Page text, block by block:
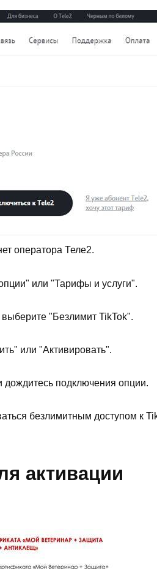
оператора Теле2.
или "Тарифы и услуги".
"Безлимит TikTok".
или "Активировать".
подключения опции.
безлимитным доступом к
активации